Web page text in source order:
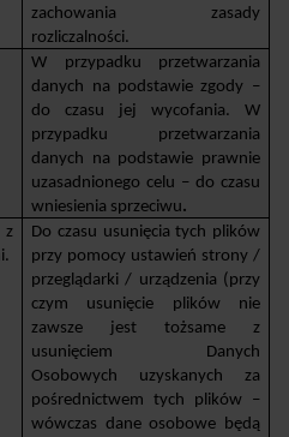
zachowania zasady
rozliczalności.
W przypadku przetwarzania
danych na podstawie zgody –
do czasu jej wycofania. W
przypadku przetwarzania
danych na podstawie prawnie
uzasadnionego celu – do czasu
wniesienia sprzeciwu.
z
Do czasu usunięcia tych plików
przy pomocy ustawień strony /
przeglądarki / urządzenia (przy
czym usunięcie plików nie
zawsze jest tożsame z
usunięciem Danych
Osobowych uzyskanych za
pośrednictwem tych plików –
wówczas dane osobowe będą